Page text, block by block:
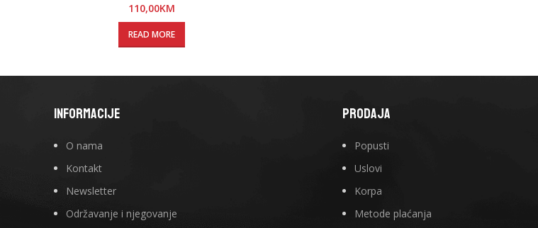
110,00KM
READ MORE
INFORMACIJE
O nama
Kontakt
Newsletter
Održavanje i njegovanje
PRODAJA
Popusti
Uslovi
Korpa
Metode plaćanja